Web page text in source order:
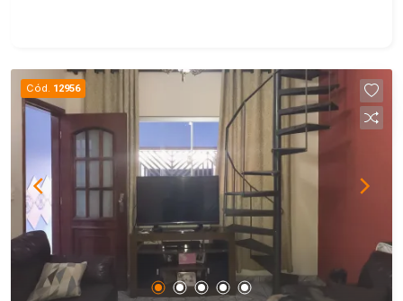
Cód. 12956